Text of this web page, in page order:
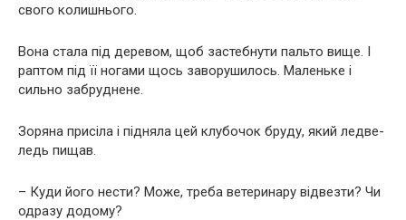
свого колишнього.
Вона стала під деревом, щоб застебнути пальто вище. І
раптом під її ногами щось заворушилось. Маленьке і
сильно забруднене.
Зоряна присіла і підняла цей клубочок бруду, який ледве-
ледь пищав.
– Куди його нести? Може, треба ветеринару відвезти? Чи
одразу додому?